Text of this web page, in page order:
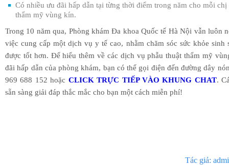
Có nhiều ưu đãi hấp dẫn tại từng thời điểm trong năm cho mỗi chị
thẩm mỹ vùng kín.
Trong 10 năm qua, Phòng khám Đa khoa Quốc tế Hà Nội vẫn luôn
việc cung cấp một dịch vụ y tế cao, nhằm chăm sóc sức khỏe sinh
được tốt hơn. Để hiểu thêm về các dịch vụ phẫu thuật thẩm mỹ
đãi hấp dẫn của phòng khám, bạn có thể gọi điện đến đường dây
969 688 152 hoặc CLICK TRỰC TIẾP VÀO KHUNG CHAT.
sẵn sàng giải đáp thắc mắc cho bạn một cách miễn phí!
Tác giả: